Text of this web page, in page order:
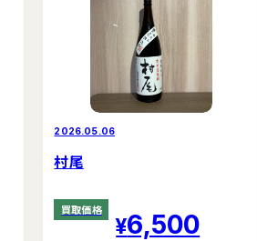
2026.05.06
村尾
買取価格 6,500